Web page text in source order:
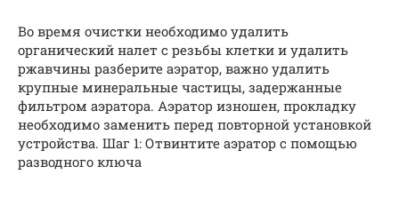
Во время очистки необходимо удалить
органический налет с резьбы клетки и удалить
ржавчины разберите аэратор, важно удалить
крупные минеральные частицы, задержанные
фильтром аэратора. Аэратор изношен, прокладку
необходимо заменить перед повторной установкой
устройства. Шаг 1: Отвинтите аэратор с помощью
разводного ключа